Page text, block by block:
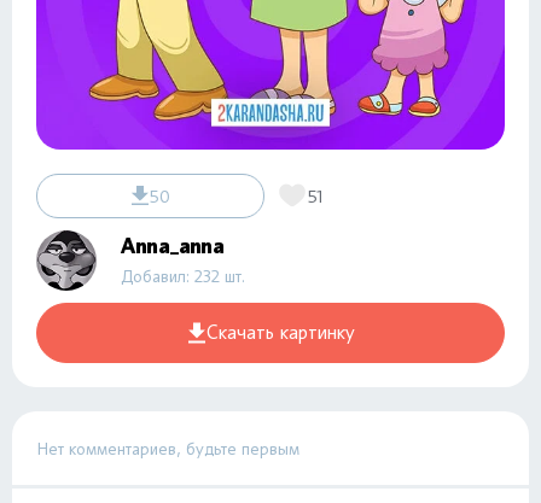
50 51
Anna_anna
Добавил: 232 шт.
Скачать картинку
Нет комментариев, будьте первым